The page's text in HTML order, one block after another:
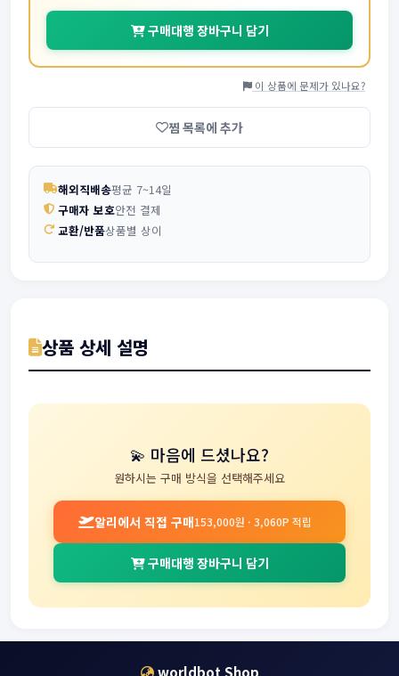
구매대행 장바구니 담기
이 상품에 문제가 있나요?
찜 목록에 추가
해외직배송평균 7~14일
구매자 보호안전 결제
교환/반품상품별 상이
상품 상세 설명
💫 마음에 드셨나요?
원하시는 구매 방식을 선택해주세요
알리에서 직접 구매153,000원 · 3,060P 적립
구매대행 장바구니 담기
worldbot Shop